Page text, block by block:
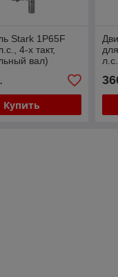
Stark 1P65F
4-х такт,
вал)
Купить